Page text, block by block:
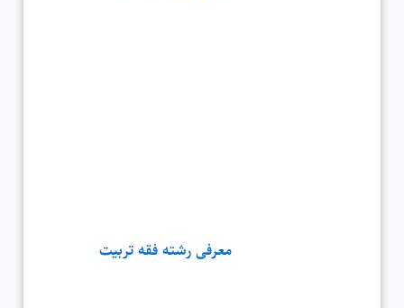
معرفی رشته فقه تربیت